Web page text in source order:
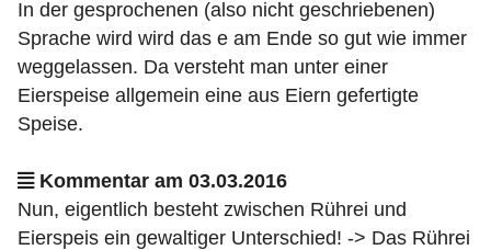
In der gesprochenen (also nicht geschriebenen)
Sprache wird wird das e am Ende so gut wie immer
weggelassen. Da versteht man unter einer
Eierspeise allgemein eine aus Eiern gefertigte
Speise.
Kommentar am 03.03.2016
Nun, eigentlich besteht zwischen Rührei und
Eierspeis ein gewaltiger Unterschied! -> Das Rührei